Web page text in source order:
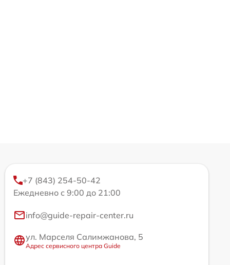
+7 (843) 254-50-42
Ежедневно с 9:00 до 21:00
info@guide-repair-center.ru
ул. Марселя Салимжанова, 5
Адрес сервисного центра Guide